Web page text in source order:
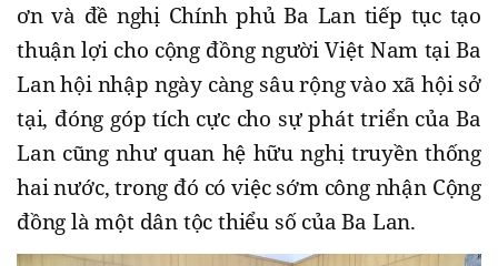
ơn và đề nghị Chính phủ Ba Lan tiếp tục tạo
thuận lợi cho cộng đồng người Việt Nam tại Ba
Lan hội nhập ngày càng sâu rộng vào xã hội sở
tại, đóng góp tích cực cho sự phát triển của Ba
Lan cũng như quan hệ hữu nghị truyền thống
hai nước, trong đó có việc sớm công nhận Cộng
đồng là một dân tộc thiểu số của Ba Lan.